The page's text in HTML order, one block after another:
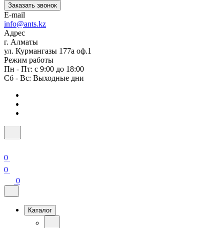
Заказать звонок
E-mail
info@ants.kz
Адрес
г. Алматы
ул. Курмангазы 177а оф.1
Режим работы
Пн - Пт: с 9:00 до 18:00
Сб - Вс: Выходные дни
0
0
0
Каталог